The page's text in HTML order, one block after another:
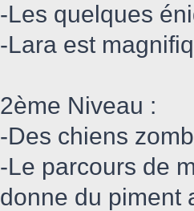
-Les quelques
-Lara est
2ème Niveau :
-Des chiens
-Le parcours de
donne du piment